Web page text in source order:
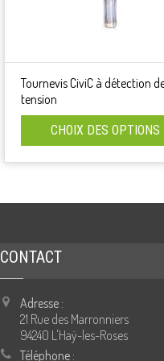
Tournevis CiviC à détection
tension
CHOIX DES OPTIONS
CONTACT
Adresse :
21 Rue des Marronniers
94240 L'Haÿ-les-Roses
Téléphone :